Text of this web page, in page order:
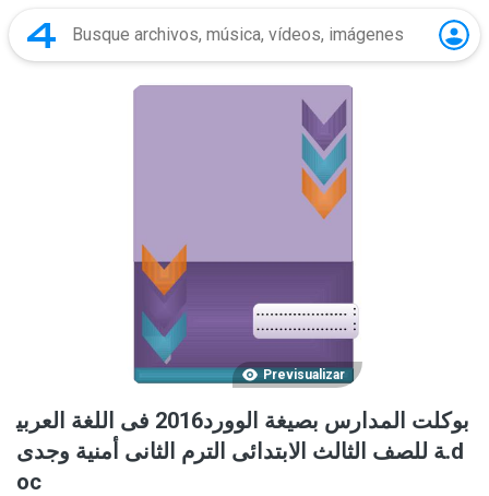
Previsualizar
بوكلت المدارس بصيغة الوورد2016 فى اللغة العربي
ة للصف الثالث الابتدائى الترم الثانى أمنية وجدى.d
oc